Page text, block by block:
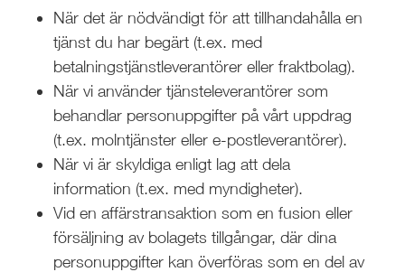
När det är nödvändigt för att tillhandahålla en
tjänst du har begärt (t.ex. med
betalningstjänstleverantörer eller fraktbolag).
När vi använder tjänsteleverantörer som
behandlar personuppgifter på vårt uppdrag
(t.ex. molntjänster eller e-postleverantörer).
När vi är skyldiga enligt lag att dela
information (t.ex. med myndigheter).
Vid en affärstransaktion som en fusion eller
försäljning av bolagets tillgångar, där dina
personuppgifter kan överföras som en del av